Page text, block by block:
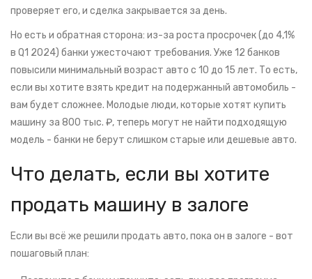
проверяет его, и сделка закрывается за день.
Но есть и обратная сторона: из-за роста просрочек (до 4,1%
в Q1 2024) банки ужесточают требования. Уже 12 банков
повысили минимальный возраст авто с 10 до 15 лет. То есть,
если вы хотите взять кредит на подержанный автомобиль -
вам будет сложнее. Молодые люди, которые хотят купить
машину за 800 тыс. ₽, теперь могут не найти подходящую
модель - банки не берут слишком старые или дешевые авто.
Что делать, если вы хотите
продать машину в залоге
Если вы всё же решили продать авто, пока он в залоге - вот
пошаговый план: